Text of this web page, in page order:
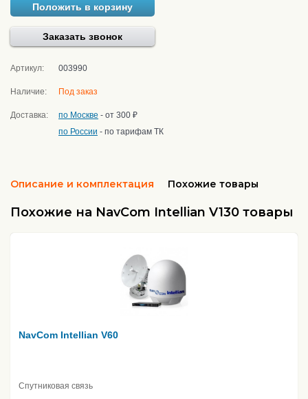
Положить в корзину
Заказать звонок
Артикул: 003990
Наличие: Под заказ
Доставка: по Москве - от 300 ₽
по России - по тарифам ТК
Описание и комплектация Похожие товары
Похожие на NavCom Intellian V130 товары
NavCom Intellian V60
Спутниковая связь